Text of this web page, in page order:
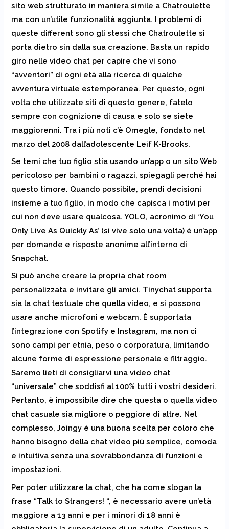
sito web strutturato in maniera simile a Chatroulette
ma con un’utile funzionalità aggiunta. I problemi di
queste different sono gli stessi che Chatroulette si
porta dietro sin dalla sua creazione. Basta un rapido
giro nelle video chat per capire che vi sono
“avventori” di ogni età alla ricerca di qualche
avventura virtuale estemporanea. Per questo, ogni
volta che utilizzate siti di questo genere, fatelo
sempre con cognizione di causa e solo se siete
maggiorenni. Tra i più noti c’è Omegle, fondato nel
marzo del 2008 dall’adolescente Leif K-Brooks.
Se temi che tuo figlio stia usando un’app o un sito Web
pericoloso per bambini o ragazzi, spiegagli perché hai
questo timore. Quando possibile, prendi decisioni
insieme a tuo figlio, in modo che capisca i motivi per
cui non deve usare qualcosa. YOLO, acronimo di ‘You
Only Live As Quickly As’ (si vive solo una volta) è un’app
per domande e risposte anonime all’interno di
Snapchat.
Si può anche creare la propria chat room
personalizzata e invitare gli amici. Tinychat supporta
sia la chat testuale che quella video, e si possono
usare anche microfoni e webcam. È supportata
l’integrazione con Spotify e Instagram, ma non ci
sono campi per etnia, peso o corporatura, limitando
alcune forme di espressione personale e filtraggio.
Saremo lieti di consigliarvi una video chat
“universale” che soddisfi al 100% tutti i vostri desideri.
Pertanto, è impossibile dire che questa o quella video
chat casuale sia migliore o peggiore di altre. Nel
complesso, Joingy è una buona scelta per coloro che
hanno bisogno della chat video più semplice, comoda
e intuitiva senza una sovrabbondanza di funzioni e
impostazioni.
Per poter utilizzare la chat, che ha come slogan la
frase “Talk to Strangers! “, è necessario avere un’età
maggiore a 13 anni e per i minori di 18 anni è